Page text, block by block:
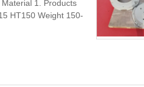
1. Products
HT150 Weight 150-